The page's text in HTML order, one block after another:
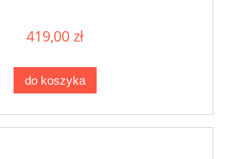
419,00 zł
do koszyka